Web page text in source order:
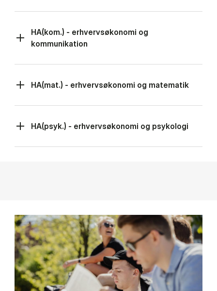
HA(kom.) - erhvervsøkonomi og
kommunikation
HA(mat.) - erhvervsøkonomi og matematik
HA(psyk.) - erhvervsøkonomi og psykologi